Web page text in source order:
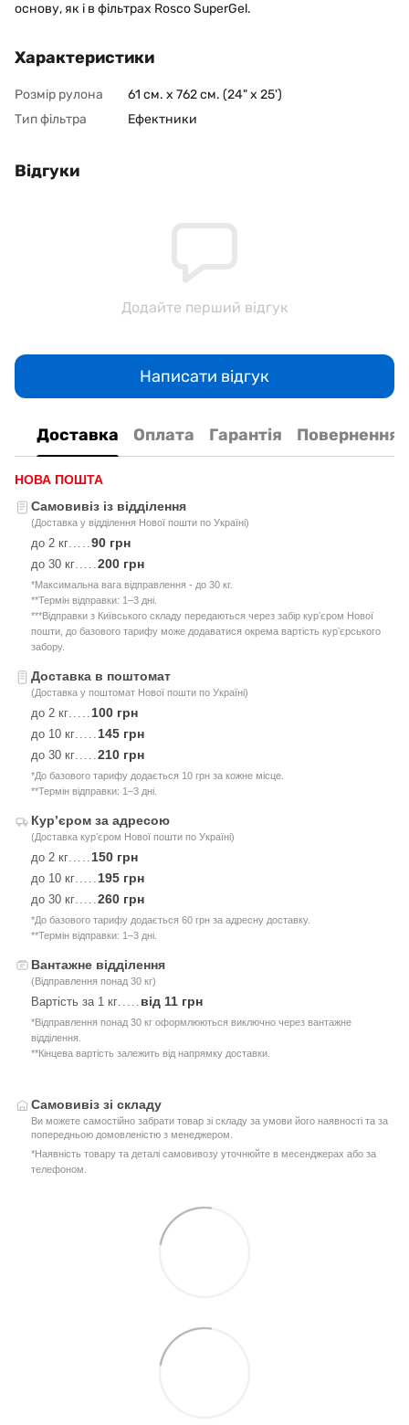
основу, як і в фільтрах Rosco SuperGel.
Характеристики
Розмір рулона
61 см. х 762 см. (24" x 25')
Тип фільтра
Ефектники
Відгуки
Додайте перший відгук
Написати відгук
Доставка Оплата Гарантія Повернення
НОВА ПОШТА
Самовивіз із відділення
(Доставка у відділення Нової пошти по Україні)
до 2 кг.....90 грн
до 30 кг.....200 грн
*Максимальна вага відправлення - до 30 кг.
**Термін відправки: 1–3 дні.
***Відправки з Київського складу передаються через забір курʼєром Нової
пошти, до базового тарифу може додаватися окрема вартість курʼєрського
забору.
Доставка в поштомат
(Доставка у поштомат Нової пошти по Україні)
до 2 кг.....100 грн
до 10 кг.....145 грн
до 30 кг.....210 грн
*До базового тарифу додається 10 грн за кожне місце.
**Термін відправки: 1–3 дні.
Курʼєром за адресою
(Доставка курʼєром Нової пошти по Україні)
до 2 кг.....150 грн
до 10 кг.....195 грн
до 30 кг.....260 грн
*До базового тарифу додається 60 грн за адресну доставку.
**Термін відправки: 1–3 дні.
Вантажне відділення
(Відправлення понад 30 кг)
Вартість за 1 кг..... від 11 грн
*Відправлення понад 30 кг оформлюються виключно через вантажне
відділення.
**Кінцева вартість залежить від напрямку доставки.
Самовивіз зі складу
Ви можете самостійно забрати товар зі складу за умови його наявності та за
попередньою домовленістю з менеджером.
*Наявність товару та деталі самовивозу уточнюйте в месенджерах або за
телефоном.